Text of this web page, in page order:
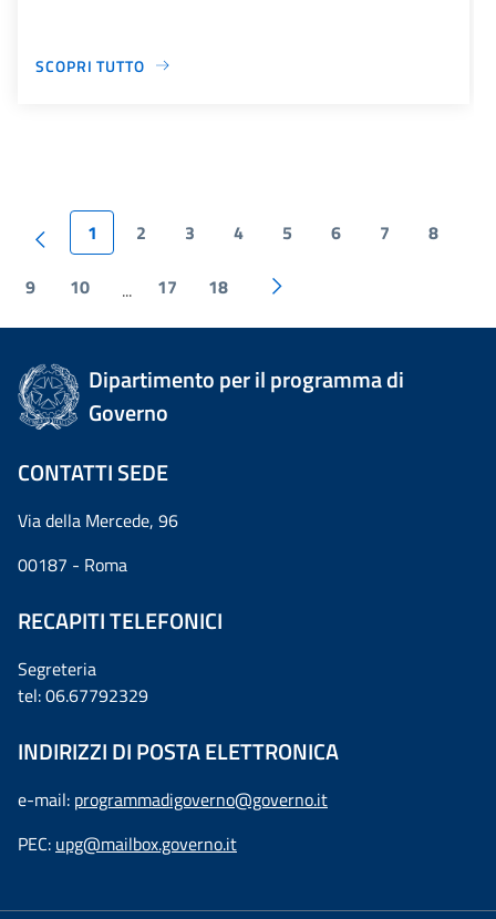
SCOPRI TUTTO
1 2 3 4 5 6 7 8
9 10 ... 17 18
Dipartimento per il programma di
Governo
CONTATTI SEDE
Via della Mercede, 96
00187 - Roma
RECAPITI TELEFONICI
Segreteria
tel: 06.67792329
INDIRIZZI DI POSTA ELETTRONICA
e-mail: programmadigoverno@governo.it
PEC: upg@mailbox.governo.it